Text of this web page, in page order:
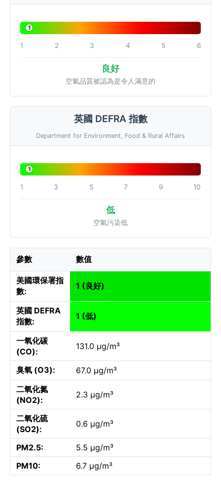
1
1 2 3 4 5 6
良好
空氣品質被認為是令人滿意的
英國 DEFRA 指數
Department for Environment, Food & Rural Affairs
1
1 3 5 7 9 10
低
空氣污染低
參數 數值
美國環保署指
數:
1 (良好)
英國 DEFRA
指數:
1 (低)
一氧化碳
(CO):
131.0 µg/m³
臭氧 (O3):
67.0 µg/m³
二氧化氮
(NO2):
2.3 µg/m³
二氧化硫
(SO2):
0.6 µg/m³
PM2.5:
5.5 µg/m³
PM10:
6.7 µg/m³